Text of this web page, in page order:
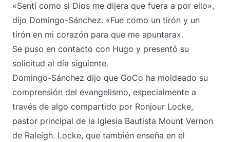
«Sentí como si Dios me dijera que fuera a por ello»,
dijo Domingo-Sánchez. «Fue como un tirón y un
tirón en mi corazón para que me apuntara».
Se puso en contacto con Hugo y presentó su
solicitud al día siguiente.
Domingo-Sánchez dijo que GoCo ha moldeado su
comprensión del evangelismo, especialmente a
través de algo compartido por Ronjour Locke,
pastor principal de la Iglesia Bautista Mount Vernon
de Raleigh. Locke, que también enseña en el